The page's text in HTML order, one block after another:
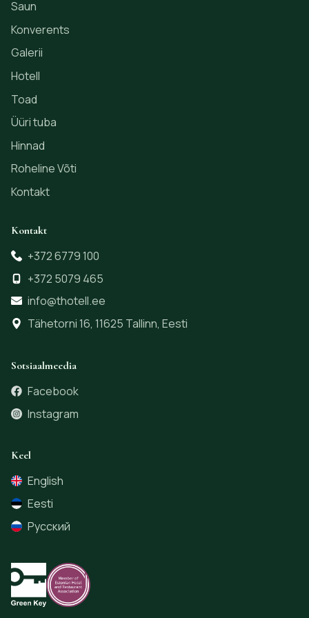
Saun
Konverents
Galerii
Hotell
Toad
Üüri tuba
Hinnad
Roheline Võti
Kontakt
Kontakt
+372 6779 100
+372 5079 465
info@thotell.ee
Tähetorni 16, 11625 Tallinn, Eesti
Sotsiaalmeedia
Facebook
Instagram
Keel
English
Eesti
Русский